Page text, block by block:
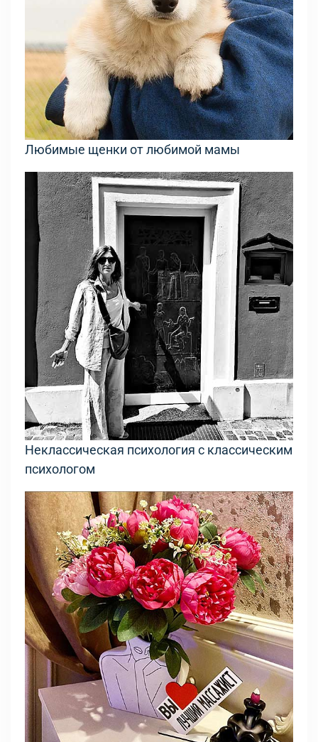
Любимые щенки от любимой мамы
Неклассическая психология с классическим
психологом